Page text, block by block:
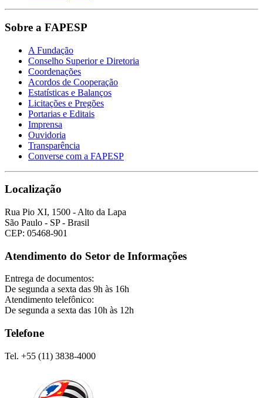
Sobre a FAPESP
A Fundação
Conselho Superior e Diretoria
Coordenações
Acordos de Cooperação
Estatísticas e Balanços
Licitações e Pregões
Portarias e Editais
Imprensa
Ouvidoria
Transparência
Converse com a FAPESP
Localização
Rua Pio XI, 1500 - Alto da Lapa
São Paulo - SP - Brasil
CEP: 05468-901
Atendimento do Setor de Informações
Entrega de documentos:
De segunda a sexta das 9h às 16h
Atendimento telefônico:
De segunda a sexta das 10h às 12h
Telefone
Tel. +55 (11) 3838-4000